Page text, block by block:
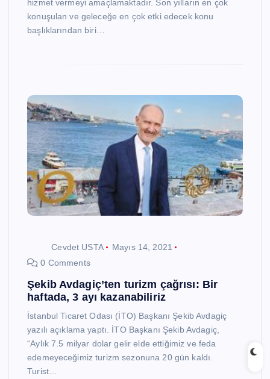
hizmet vermeyi amaçlamaktadır. Son yılların en çok
konuşulan ve geleceğe en çok etki edecek konu
başlıklarından biri…
Cevdet USTA
Mayıs 14, 2021
0 Comments
Şekib Avdagiç’ten turizm çağrısı: Bir
haftada, 3 ayı kazanabiliriz
İstanbul Ticaret Odası (İTO) Başkanı Şekib Avdagiç
yazılı açıklama yaptı. İTO Başkanı Şekib Avdagiç,
“Aylık 7.5 milyar dolar gelir elde ettiğimiz ve feda
edemeyeceğimiz turizm sezonuna 20 gün kaldı.
Turist…